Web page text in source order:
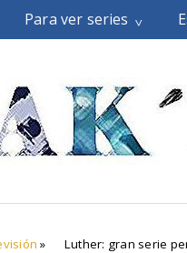
Para ver series
» Luther: gran serie